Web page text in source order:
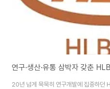
연구·생산·유통 삼박자 갖춘
20년 넘게 묵묵히 연구개발에 집중하던